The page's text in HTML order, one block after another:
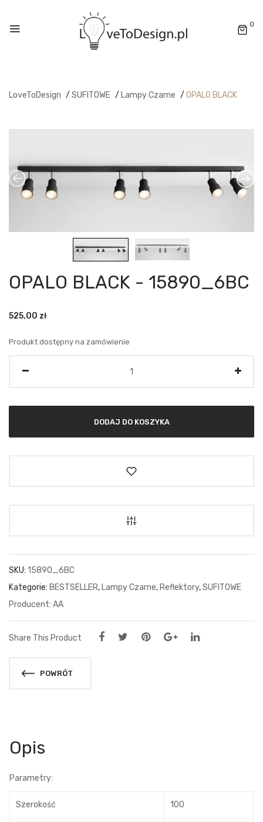
0
LoveToDesign / SUFITOWE / Lampy Czarne / OPALO BLACK
OPALO BLACK - 15890_6BC
525,00 zł
Produkt dostępny na zamówienie
DODAJ DO KOSZYKA
SKU: 15890_6BC
Kategorie: BESTSELLER, Lampy Czarne, Reflektory,SUFITOWE
AA
Share This Product
POWRÓT
Opis
Parametry:
Szerokość 100